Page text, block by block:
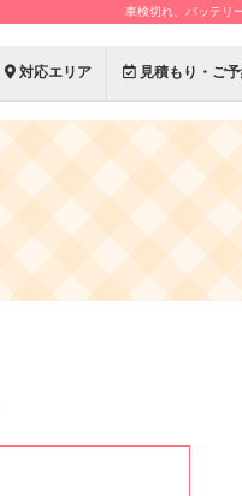
車検切れ、バッテリ
対応エリア 見積もり・ご